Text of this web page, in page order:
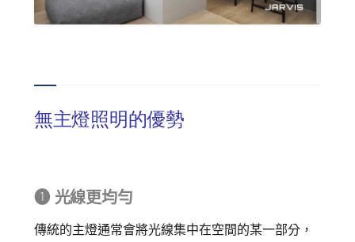
無主燈照明的優勢
➊ 光線更均勻
傳統的主燈通常會將光線集中在空間的某一部分，